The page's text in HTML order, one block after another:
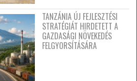
TANZÁNIA ÚJ FEJLESZTÉSI
STRATÉGIÁT HIRDETETT A
GAZDASÁGI NÖVEKEDÉS
FELGYORSÍTÁSÁRA